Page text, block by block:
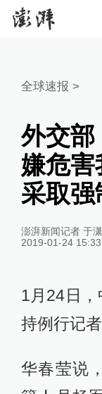
全球速报 >
外交部
嫌危害
采取强
澎湃新闻记者 于
2019-01-24 15:33
1月24日
持例行记者
华春莹说